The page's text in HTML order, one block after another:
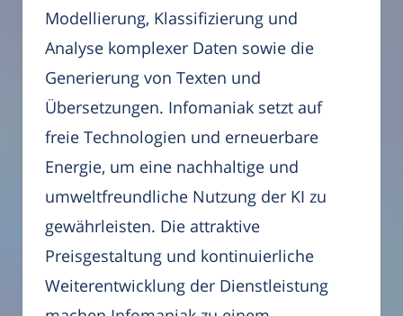
Modellierung, Klassifizierung und
Analyse komplexer Daten sowie die
Generierung von Texten und
Übersetzungen. Infomaniak setzt auf
freie Technologien und erneuerbare
Energie, um eine nachhaltige und
umweltfreundliche Nutzung der KI zu
gewährleisten. Die attraktive
Preisgestaltung und kontinuierliche
Weiterentwicklung der Dienstleistung